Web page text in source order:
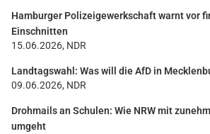
Hamburger Polizeigewerkschaft warnt vor
Einschnitten
15.06.2026, NDR
Landtagswahl: Was will die AfD in
09.06.2026, NDR
Drohmails an Schulen: Wie NRW mit
umgeht